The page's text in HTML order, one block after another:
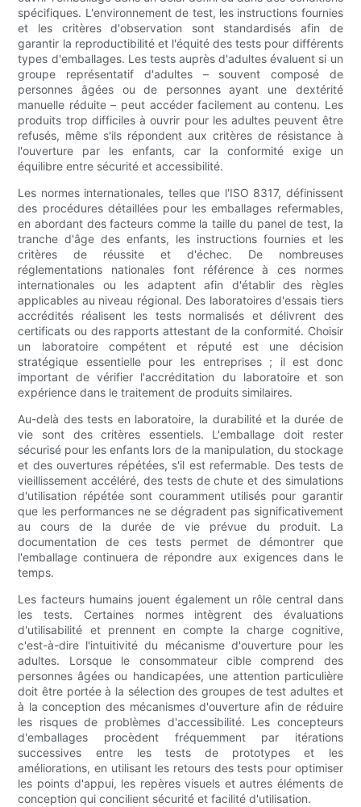
spécifiques. L'environnement de test, les instructions fournies
et les critères d'observation sont standardisés afin de
garantir la reproductibilité et l'équité des tests pour différents
types d'emballages. Les tests auprès d'adultes évaluent si un
groupe représentatif d'adultes – souvent composé de
personnes âgées ou de personnes ayant une dextérité
manuelle réduite – peut accéder facilement au contenu. Les
produits trop difficiles à ouvrir pour les adultes peuvent être
refusés, même s'ils répondent aux critères de résistance à
l'ouverture par les enfants, car la conformité exige un
équilibre entre sécurité et accessibilité.
Les normes internationales, telles que l'ISO 8317, définissent
des procédures détaillées pour les emballages refermables,
en abordant des facteurs comme la taille du panel de test, la
tranche d'âge des enfants, les instructions fournies et les
critères de réussite et d'échec. De nombreuses
réglementations nationales font référence à ces normes
internationales ou les adaptent afin d'établir des règles
applicables au niveau régional. Des laboratoires d'essais tiers
accrédités réalisent les tests normalisés et délivrent des
certificats ou des rapports attestant de la conformité. Choisir
un laboratoire compétent et réputé est une décision
stratégique essentielle pour les entreprises ; il est donc
important de vérifier l'accréditation du laboratoire et son
expérience dans le traitement de produits similaires.
Au-delà des tests en laboratoire, la durabilité et la durée de
vie sont des critères essentiels. L'emballage doit rester
sécurisé pour les enfants lors de la manipulation, du stockage
et des ouvertures répétées, s'il est refermable. Des tests de
vieillissement accéléré, des tests de chute et des simulations
d'utilisation répétée sont couramment utilisés pour garantir
que les performances ne se dégradent pas significativement
au cours de la durée de vie prévue du produit. La
documentation de ces tests permet de démontrer que
l'emballage continuera de répondre aux exigences dans le
temps.
Les facteurs humains jouent également un rôle central dans
les tests. Certaines normes intègrent des évaluations
d'utilisabilité et prennent en compte la charge cognitive,
c'est-à-dire l'intuitivité du mécanisme d'ouverture pour les
adultes. Lorsque le consommateur cible comprend des
personnes âgées ou handicapées, une attention particulière
doit être portée à la sélection des groupes de test adultes et
à la conception des mécanismes d'ouverture afin de réduire
les risques de problèmes d'accessibilité. Les concepteurs
d'emballages procèdent fréquemment par itérations
successives entre les tests de prototypes et les
améliorations, en utilisant les retours des tests pour optimiser
les points d'appui, les repères visuels et autres éléments de
conception qui concilient sécurité et facilité d'utilisation.